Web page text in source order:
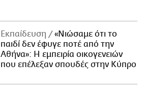
Εκπαίδευση
«Νιώσαμε ότι το
παιδί δεν έφυγε ποτέ από την
Αθήνα»: Η εμπειρία οικογενειών
που επέλεξαν σπουδές στην Κύπρο